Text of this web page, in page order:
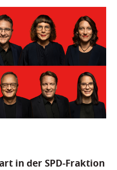
in der SPD-Fraktion